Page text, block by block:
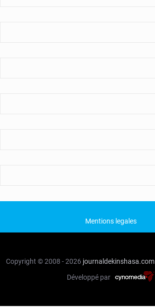
Mentions legales
Copyright © 2008 - 2026 journaldekinshasa.com
Développé par